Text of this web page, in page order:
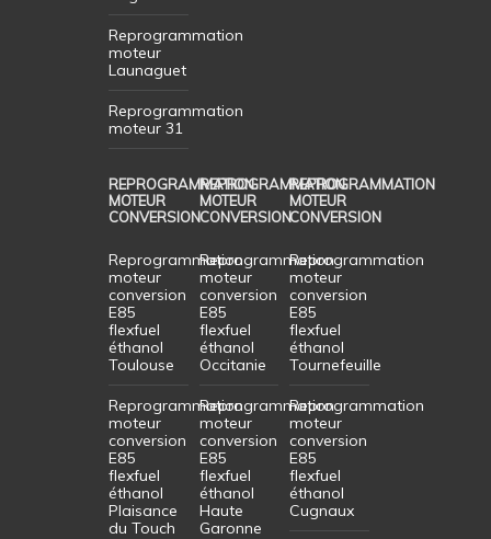
Reprogrammation
moteur
Launaguet
Reprogrammation
moteur 31
REPROGRAMMATION
MOTEUR
CONVERSION
Reprogrammation
moteur
conversion
E85
flexfuel
éthanol
Toulouse
Reprogrammation
moteur
conversion
E85
flexfuel
éthanol
Plaisance
du Touch
REPROGRAMMATION
MOTEUR
CONVERSION
Reprogrammation
moteur
conversion
E85
flexfuel
éthanol
Occitanie
Reprogrammation
moteur
conversion
E85
flexfuel
éthanol
Haute
Garonne
REPROGRAMMATION
MOTEUR
CONVERSION
Reprogrammation
moteur
conversion
E85
flexfuel
éthanol
Tournefeuille
Reprogrammation
moteur
conversion
E85
flexfuel
éthanol
Cugnaux